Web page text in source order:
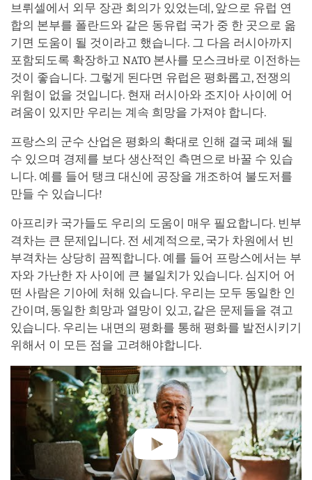
브뤼셀에서 외무 장관 회의가 있었는데, 앞으로 유럽 연
합의 본부를 폴란드와 같은 동유럽 국가 중 한 곳으로 옮
기면 도움이 될 것이라고 했습니다. 그 다음 러시아까지
포함되도록 확장하고 NATO 본사를 모스크바로 이전하는
것이 좋습니다. 그렇게 된다면 유럽은 평화롭고, 전쟁의
위험이 없을 것입니다. 현재 러시아와 조지아 사이에 어
려움이 있지만 우리는 계속 희망을 가져야 합니다.
프랑스의 군수 산업은 평화의 확대로 인해 결국 폐쇄 될
수 있으며 경제를 보다 생산적인 측면으로 바꿀 수 있습
니다. 예를 들어 탱크 대신에 공장을 개조하여 불도저를
만들 수 있습니다!
아프리카 국가들도 우리의 도움이 매우 필요합니다. 빈부
격차는 큰 문제입니다. 전 세계적으로, 국가 차원에서 빈
부격차는 상당히 끔찍합니다. 예를 들어 프랑스에서는 부
자와 가난한 자 사이에 큰 불일치가 있습니다. 심지어 어
떤 사람은 기아에 처해 있습니다. 우리는 모두 동일한 인
간이며, 동일한 희망과 열망이 있고, 같은 문제들을 겪고
있습니다. 우리는 내면의 평화를 통해 평화를 발전시키기
위해서 이 모든 점을 고려해야합니다.